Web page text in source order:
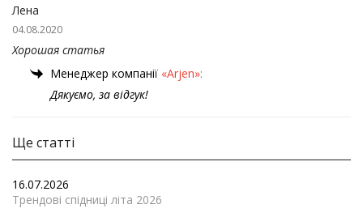
Лена
04.08.2020
Хорошая статья
Менеджер компанії «Arjen»:
Дякуємо, за відгук!
Ще статті
16.07.2026
Трендові спідниці літа 2026